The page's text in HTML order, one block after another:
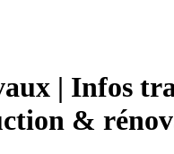
| Infos
&